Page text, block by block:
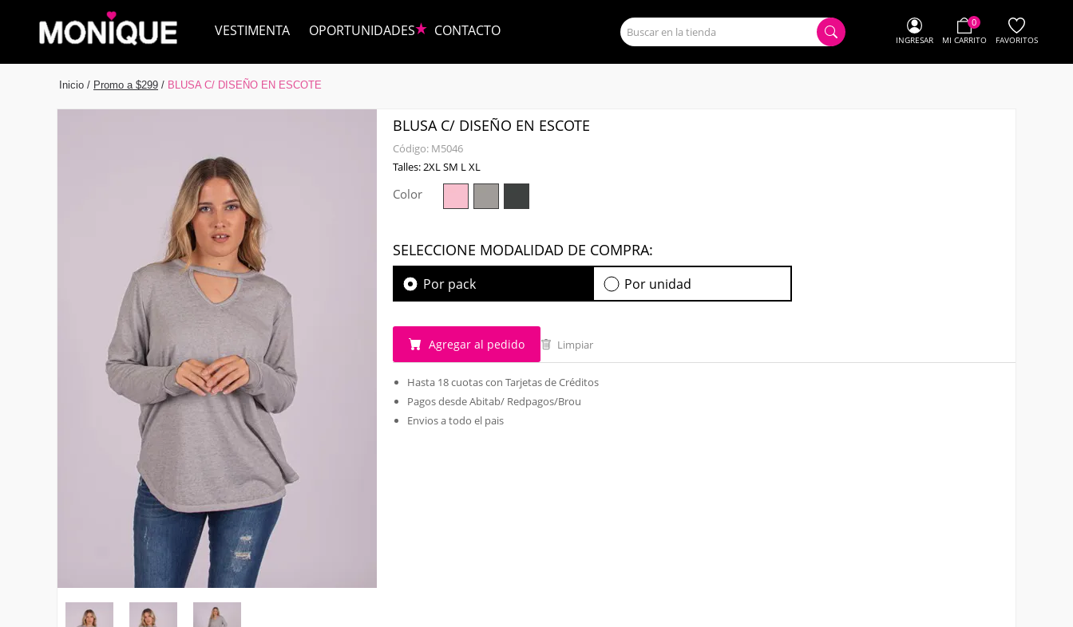
0
MI CARRITO FAVORITOS
INGRESAR
VESTIMENTA OPORTUNIDADES CONTACTO
Inicio / Promo a $299 / BLUSA C/ DISEÑO EN ESCOTE
BLUSA C/ DISEÑO EN ESCOTE
Código: M5046
Talles: 2XL SM L XL
Color
SELECCIONE MODALIDAD DE COMPRA:
Por pack Por unidad
Agregar al pedido Limpiar
Hasta 18 cuotas con Tarjetas de Créditos
Pagos desde Abitab/ Redpagos/Brou
Envios a todo el pais